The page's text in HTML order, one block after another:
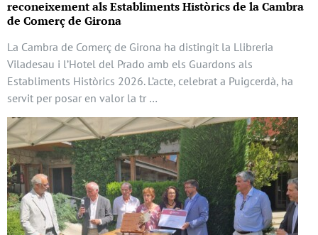
reconeixement als Establiments Històrics de la Cambra
de Comerç de Girona
La Cambra de Comerç de Girona ha distingit la Llibreria
Viladesau i l’Hotel del Prado amb els Guardons als
Establiments Històrics 2026. L’acte, celebrat a Puigcerdà, ha
servit per posar en valor la tr …